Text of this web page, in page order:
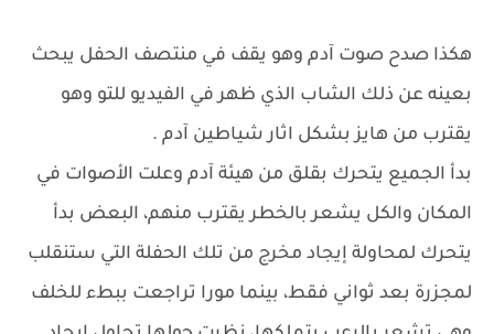
هكذا صدح صوت آدم وهو يقف في منتصف الحفل يبحث
بعينه عن ذلك الشاب الذي ظهر في الفيديو للتو وهو
يقترب من هايز بشكل اثار شياطين آدم .
بدأ الجميع يتحرك بقلق من هيئة آدم وعلت الأصوات في
المكان والكل يشعر بالخطر يقترب منهم، البعض بدأ
يتحرك لمحاولة إيجاد مخرج من تلك الحفلة التي ستنقلب
لمجزرة بعد ثواني فقط، بينما مورا تراجعت ببطء للخلف